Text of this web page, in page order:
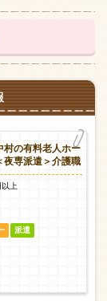
村の有料老人ホー
夜専派遣＞介護職
上
派遣